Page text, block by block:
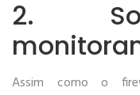
2.
Assim como o